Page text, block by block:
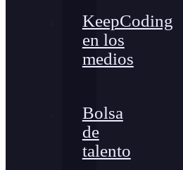
KeepCoding
en los
medios
Bolsa
de
talento